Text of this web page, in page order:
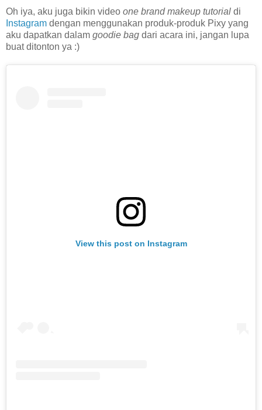
Oh iya, aku juga bikin video one brand makeup tutorial di
Instagram dengan menggunakan produk-produk Pixy yang
aku dapatkan dalam goodie bag dari acara ini, jangan lupa
buat ditonton ya :)
View this post on Instagram